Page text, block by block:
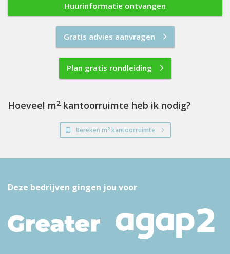
Huurinformatie ontvangen
Gratis advies aanvragen
Plan gratis rondleiding
Hoeveel m2 kantoorruimte heb ik nodig?
Bereken m2kantoorruimte
Deze bedrijven gingen jou voor